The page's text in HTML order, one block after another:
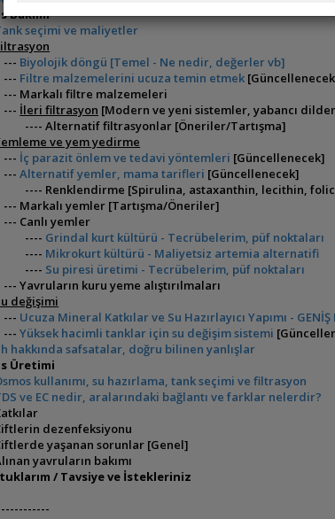
Bakımı
seçimi ve maliyetler
--- Biyolojik döngü [Temel - Ne nedir, değerler vb]
--- Filtre malzemelerini ucuza temin etmek
--- Markalı filtre malzemeleri
--- İleri filtrasyon [Modern ve yeni sistemler, yabancı
---- Alternatif filtrasyonlar [Öneriler/Tartışma]
ve yem yedirme
--- İç parazit önlem ve tedavi yöntemleri [Güncellenecek]
---Alternatif yemler, mama tarifleri [Güncellenecek]
---- Renklendirme [Spirulina, astaxanthin, lecithin,
--- Markalı yemler [Tartışma/Öneriler]
--- Canlı yemler
---- Grindal kurt kültürü - Tecrübelerim, püf noktaları
---- Mikrokurt kültürü - Maliyetsiz artemia alternatifi
---- Su piresi üretimi - Tecrübelerim, püf noktaları
--- Yavruların kuru yeme alıştırılmaları
değişimi
--- Ucuza Mineral Katkılar ve Su Hazırlayıcı Yapımı - GENİŞ
---Yüksek hacimli tanklar için su değişim sistemi
hakkında safsatalar, doğru bilinen yanlışlar
Üretimi
kullanımı, su hazırlama, tank seçimi ve filtrasyon
ve EC nedir, aralarındaki bağlantı ve farklar nelerdir?
dezenfeksiyonu
yaşanan sorunlar [Genel]
yavruların bakımı
/ Tavsiye ve İstekleriniz